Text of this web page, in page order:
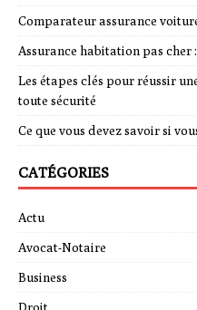
Comparateur assurance
Assurance habitation pas cher
Les étapes clés pour réussir
toute sécurité
Ce que vous devez savoir si
CATÉGORIES
Actu
Avocat-Notaire
Business